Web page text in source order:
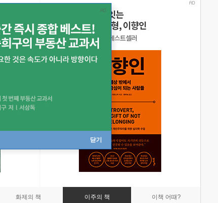
닫기
화제의 책 이주의 책 이책 어때?